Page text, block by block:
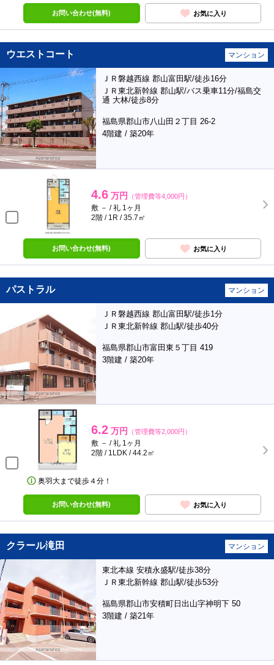
お問い合わせ(無料) お気に入り
ウエストコート マンション
ＪＲ磐越西線 郡山富田駅/徒歩16分
ＪＲ東北新幹線 郡山駅/バス乗車11分/福島交
通 大林/徒歩8分
福島県郡山市八山田２丁目 26-2
4階建 / 築20年
4.6 万円 （管理費等4,000円）
敷 － / 礼 1ヶ月
2階 / 1R / 35.7㎡
お問い合わせ(無料) お気に入り
パストラル マンション
ＪＲ磐越西線 郡山富田駅/徒歩1分
ＪＲ東北新幹線 郡山駅/徒歩40分
福島県郡山市富田東５丁目 419
3階建 / 築20年
6.2 万円 （管理費等2,000円）
敷 － / 礼 1ヶ月
2階 / 1LDK / 44.2㎡
奥羽大まで徒歩４分！
お問い合わせ(無料) お気に入り
クラール滝田 マンション
東北本線 安積永盛駅/徒歩38分
ＪＲ東北新幹線 郡山駅/徒歩53分
福島県郡山市安積町日出山字神明下 50
3階建 / 築21年